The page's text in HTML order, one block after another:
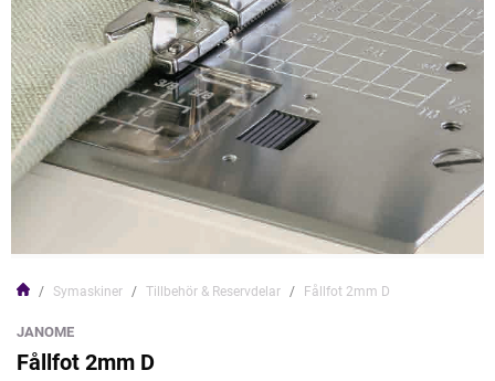
Symaskiner Tillbehör & Reservdelar Fållfot 2mm D
JANOME
Fållfot 2mm D